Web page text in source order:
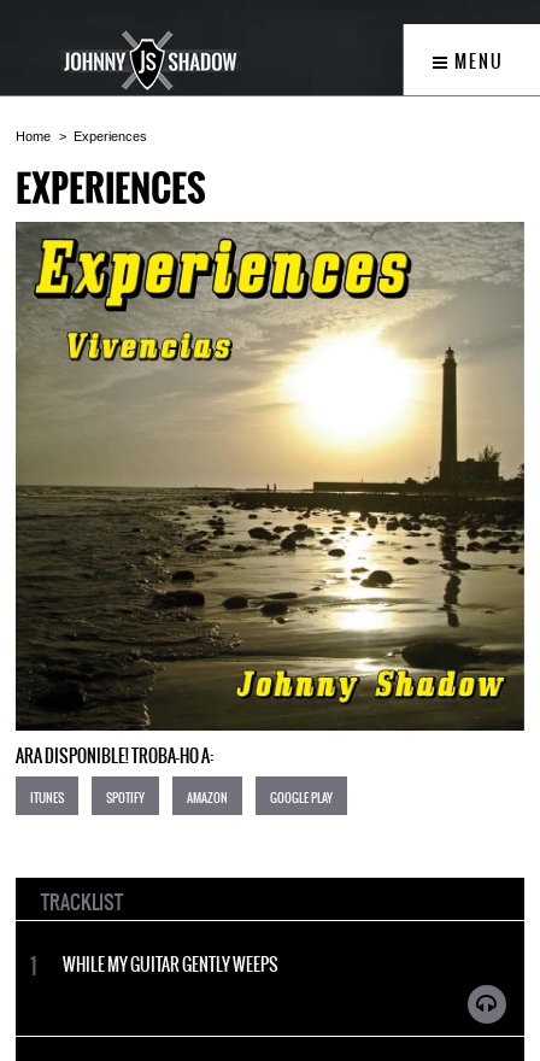
MENU
Home Experiences
EXPERIENCES
ARA DISPONIBLE! TROBA-HO A:
ITUNES SPOTIFY AMAZON GOOGLE PLAY
TRACKLIST
WHILE MY GUITAR GENTLY WEEPS